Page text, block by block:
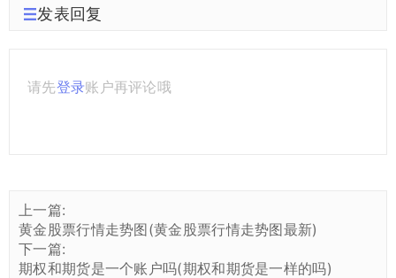
发表回复
请先登录账户再评论哦
上一篇:
黄金股票行情走势图(黄金股票行情走势图最新)
下一篇:
期权和期货是一个账户吗(期权和期货是一样的吗)